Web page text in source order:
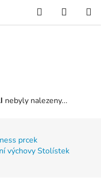
Hledat
KOŠÍK
nebyly nalezeny...
prcek
výchovy Stolístek